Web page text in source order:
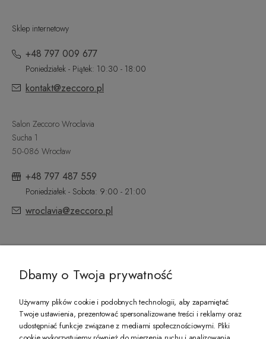
Sklep internetowy
+48 797 009 677
Poniedziałek - Piątek: 10:30 - 18:00
kontakt@zeccoro.pl
Salon Zeccoro Wroclavia
Sucha 1
50-086 Wrocław
+48 797 487 559
Poniedziałek - Sobota: 9:00 - 21:00
wroclavia@zeccoro.pl
PREZENT DLA CIEBIE!
Dbamy o Twoja prywatność
Używamy plików cookie i podobnych technologii, aby zapamiętać
Twoje ustawienia, prezentować spersonalizowane treści i reklamy oraz
udostępniać funkcje związane z mediami społecznościowymi. Pliki